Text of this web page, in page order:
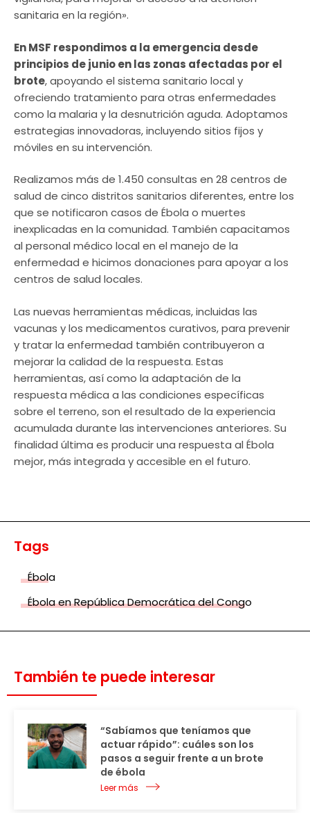
sanitaria en la región».
En MSF respondimos a la emergencia desde
principios de junio en las zonas afectadas por el
brote, apoyando el sistema sanitario local y
ofreciendo tratamiento para otras enfermedades
como la malaria y la desnutrición aguda. Adoptamos
estrategias innovadoras, incluyendo sitios fijos y
móviles en su intervención.
Realizamos más de 1.450 consultas en 28 centros de
salud de cinco distritos sanitarios diferentes, entre los
que se notificaron casos de Ébola o muertes
inexplicadas en la comunidad. También capacitamos
al personal médico local en el manejo de la
enfermedad e hicimos donaciones para apoyar a los
centros de salud locales.
Las nuevas herramientas médicas, incluidas las
vacunas y los medicamentos curativos, para prevenir
y tratar la enfermedad también contribuyeron a
mejorar la calidad de la respuesta. Estas
herramientas, así como la adaptación de la
respuesta médica a las condiciones específicas
sobre el terreno, son el resultado de la experiencia
acumulada durante las intervenciones anteriores. Su
finalidad última es producir una respuesta al Ébola
mejor, más integrada y accesible en el futuro.
Tags
Ébola
Ébola en República Democrática del Congo
También te puede interesar
“Sabíamos que teníamos que
actuar rápido”: cuáles son los
pasos a seguir frente a un brote
de ébola
Leer más